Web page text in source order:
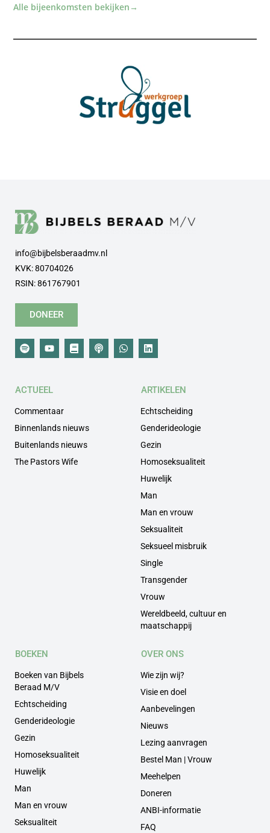
Alle bijeenkomsten bekijken →
info@bijbelsberaadmv.nl
KVK: 80704026
RSIN: 861767901
DONEER
ACTUEEL
Commentaar
Binnenlands nieuws
Buitenlands nieuws
The Pastors Wife
ARTIKELEN
Echtscheiding
Genderideologie
Gezin
Homoseksualiteit
Huwelijk
Man
Man en vrouw
Seksualiteit
Seksueel misbruik
Single
Transgender
Vrouw
Wereldbeeld, cultuur en
maatschappij
BOEKEN
Boeken van Bijbels
Beraad M/V
Echtscheiding
Genderideologie
Gezin
Homoseksualiteit
Huwelijk
Man
Man en vrouw
Seksualiteit
OVER ONS
Wie zijn wij?
Visie en doel
Aanbevelingen
Nieuws
Lezing aanvragen
Bestel Man | Vrouw
Meehelpen
Doneren
ANBI-informatie
FAQ